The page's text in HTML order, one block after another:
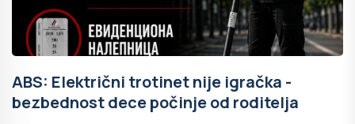
ABS: Električni trotinet nije igračka -
bezbednost dece počinje od roditelja